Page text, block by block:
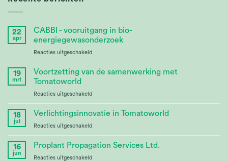
22
apr
CABBI - vooruitgang in bio-
energiegewasonderzoek
Reacties uitgeschakeld
Research
19
mrt
Voortzetting van de samenwerking met
Tomatoworld
Reacties uitgeschakeld
Partnership
18
jul
Verlichtingsinnovatie in Tomatoworld
Reacties uitgeschakeld
Innovation
16
jun
Proplant Propagation Services Ltd.
Reacties uitgeschakeld